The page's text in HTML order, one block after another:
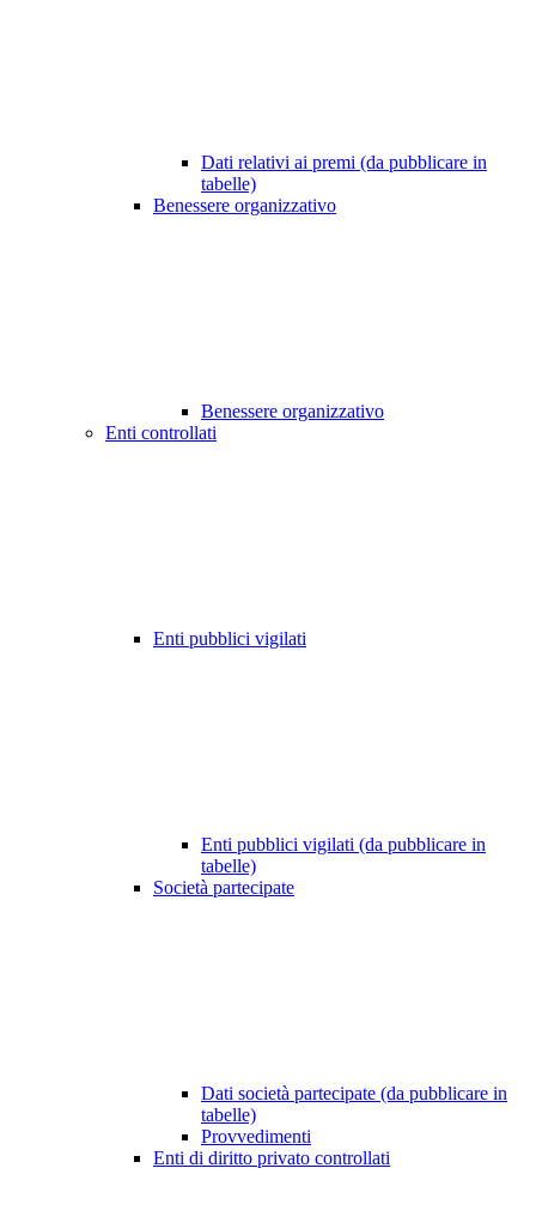
Dati relativi ai premi (da pubblicare in
tabelle)
Benessere organizzativo
Benessere organizzativo
Enti controllati
Enti pubblici vigilati
Enti pubblici vigilati (da pubblicare in
tabelle)
Società partecipate
Dati società partecipate (da pubblicare in
tabelle)
Provvedimenti
Enti di diritto privato controllati